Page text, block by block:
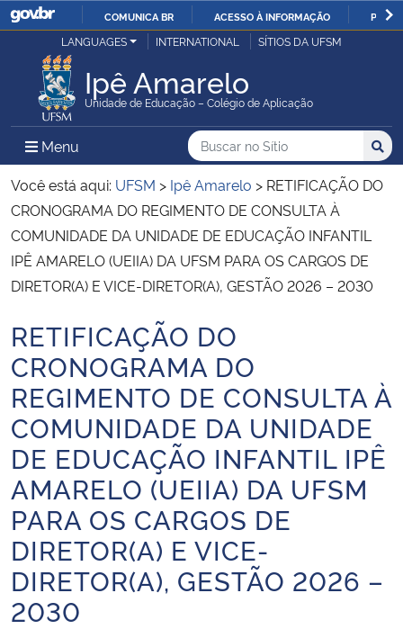
IR
O
COMUNICA BR ACESSO À INFORMAÇÃO
Ministério da Justiça e Segurança Pública
Ministério da Defesa
Ministério das Relações Exteriores
Ministério da Economia
Ministério da Agricultura, Pecuária e Abastecimento
Ministério da Educação
Ministério da Cidadania
Ministério da Saúde
Ministério de Minas e Energia
Ministério da Ciência, Tecnologia, Inovações e Comunicações
Ministério do Meio Ambiente
LANGUAGES INTERNATIONAL SÍTIOS DA UFSM
Ipê Amarelo
Unidade de Educação – Colégio de Aplicação
Menu Menu Principal do Sítio
Busca
Buscar no no Sítio
Busca:
Você está aqui: UFSM > Ipê Amarelo > RETIFICAÇÃO DO
CRONOGRAMA DO REGIMENTO DE CONSULTA À
COMUNIDADE DA UNIDADE DE EDUCAÇÃO INFANTIL
IPÊ AMARELO (UEIIA) DA UFSM PARA OS CARGOS DE
DIRETOR(A) E VICE-DIRETOR(A), GESTÃO 2026 – 2030
Início do conteúdo
RETIFICAÇÃO DO
CRONOGRAMA DO
REGIMENTO DE CONSULTA À
COMUNIDADE DA UNIDADE
DE EDUCAÇÃO INFANTIL IPÊ
AMARELO (UEIIA) DA UFSM
PARA OS CARGOS DE
DIRETOR(A) E VICE-
DIRETOR(A), GESTÃO 2026 –
2030